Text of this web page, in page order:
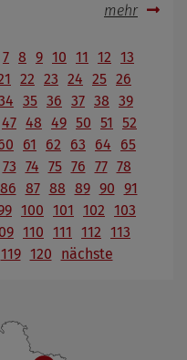
mehr
7 8 9 10 11 12 13
22 23 24 25 26
35 36 37 38 39
47 48 49 50 51
52
61 62 63 64
65
73 74 75 76 77 78
86 87 88 89 90 91
100 101 102 103
110 111 112 113
119 120 nächste